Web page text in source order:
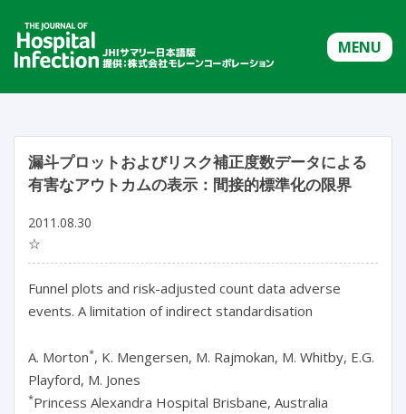
MENU
漏斗プロットおよびリスク補正度数データによる
有害なアウトカムの表示：間接的標準化の限界
2011.08.30
☆
Funnel plots and risk-adjusted count data adverse
events. A limitation of indirect standardisation
A. Morton*, K. Mengersen, M. Rajmokan, M. Whitby, E.G.
Playford, M. Jones
*Princess Alexandra Hospital Brisbane, Australia